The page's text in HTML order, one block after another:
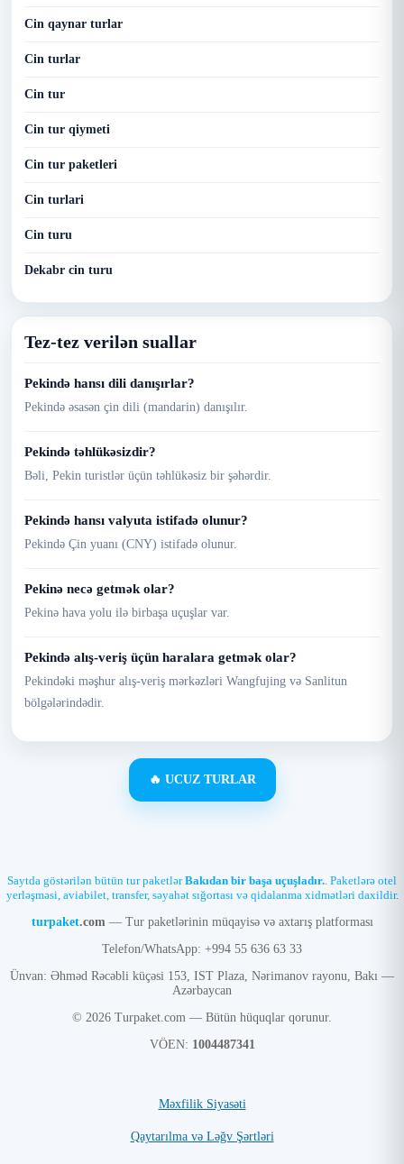
Cin qaynar turlar
Cin turlar
Cin tur
Cin tur qiymeti
Cin tur paketleri
Cin turlari
Cin turu
Dekabr cin turu
Tez-tez verilən suallar
Pekində hansı dili danışırlar?
Pekində əsasən çin dili (mandarin) danışılır.
Pekində təhlükəsizdir?
Bəli, Pekin turistlər üçün təhlükəsiz bir şəhərdir.
Pekində hansı valyuta istifadə olunur?
Pekində Çin yuanı (CNY) istifadə olunur.
Pekinə necə getmək olar?
Pekinə hava yolu ilə birbaşa uçuşlar var.
Pekində alış-veriş üçün haralara getmək olar?
Pekindəki məşhur alış-veriş mərkəzləri Wangfujing və Sanlitun
bölgələrindədir.
🔥 UCUZ TURLAR
Saytda göstərilən bütün tur paketlərBakıdan bir başa uçuşladır.. Paketlərə otel
yerləşməsi, aviabilet, transfer, səyahət sığortası və qidalanma xidmətləri daxildir.
turpaket.com— Tur paketlərinin müqayisə və axtarış platforması
Telefon/WhatsApp: +994 55 636 63 33
Ünvan: Əhməd Rəcəbli küçəsi 153, IST Plaza, Nərimanov rayonu, Bakı —
Azərbaycan
© 2026 Turpaket.com — Bütün hüquqlar qorunur.
VÖEN: 1004487341
Məxfilik Siyasəti
Qaytarılma və Ləğv Şərtləri